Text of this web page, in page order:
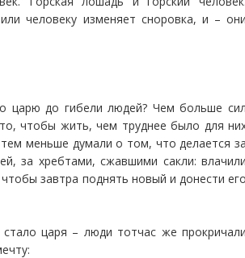
человеку изменяет сноровка, и –
царю до гибели людей? Чем больше
чтобы жить, чем труднее было для
меньше думали о том, что делается
за хребтами, сжавшими сакли:
чтобы завтра поднять новый и донести
царя – люди тотчас же